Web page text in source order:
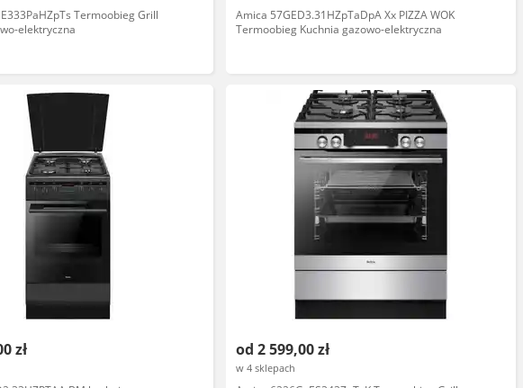
Termoobieg Grill
elektryczna
Amica 57GED3.31HZpTaDpA Xx PIZZA WOK
Termoobieg Kuchnia gazowo-elektryczna
zł od 2 599,00 zł
w 4 sklepach